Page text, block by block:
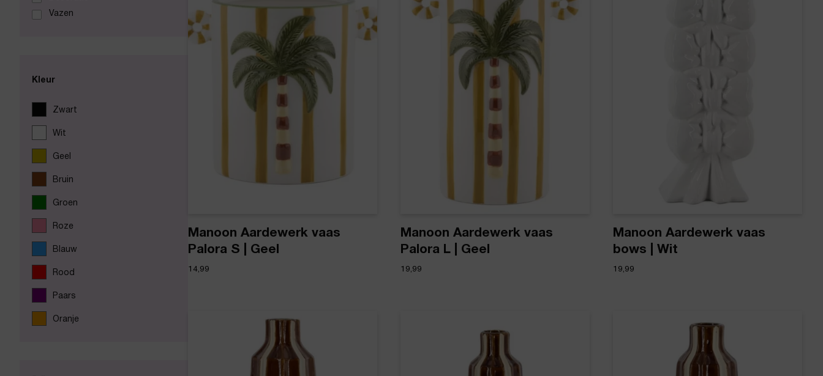
Vazen
Kleur
Zwart
Wit
Geel
Bruin
Groen
Roze
Blauw
Rood
Paars
Oranje
Manoon Aardewerk vaas
Palora S | Geel
14,99
Manoon Aardewerk vaas
Palora L | Geel
19,99
Manoon Aardewerk vaas
bows | Wit
19,99